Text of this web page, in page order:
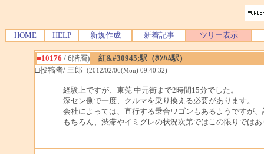
HOME HELP 新規作成 新着記事 ツリー表示
■10176 / 6階層)
紅&#30945;駅（ﾎﾝﾊﾑ駅）
□投稿者/ 三郎 -(2012/02/06(Mon) 09:40:32)
経験上ですが、東莞 中元街まで2時間15分でした。
深セン側で一度、クルマを乗り換える必要があります。
会社によっては、直行する乗合ワゴンもあるようですが
もちろん、渋滞やイミグレの状況次第ではこの限りでは